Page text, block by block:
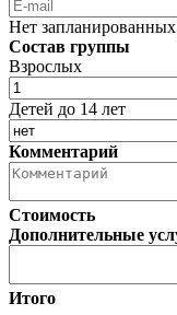
Нет запланированных
Состав группы
Взрослых
Детей до 14 лет
Комментарий
Стоимость
Дополнительные
Итого